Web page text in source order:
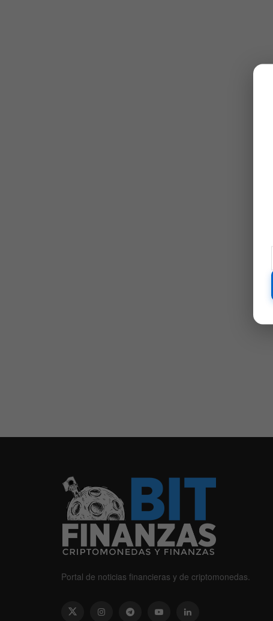
Portal de noticias financieras y de criptomonedas.